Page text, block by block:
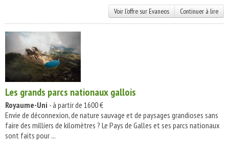
Voir l'offre sur Evaneos Continuer à lire
Les grands parcs nationaux gallois
Royaume-Uni - à partir de 1600 €
Envie de déconnexion, de nature sauvage et de paysages grandioses sans
faire des milliers de kilomètres ? Le Pays de Galles et ses parcs nationaux
sont faits pour ...